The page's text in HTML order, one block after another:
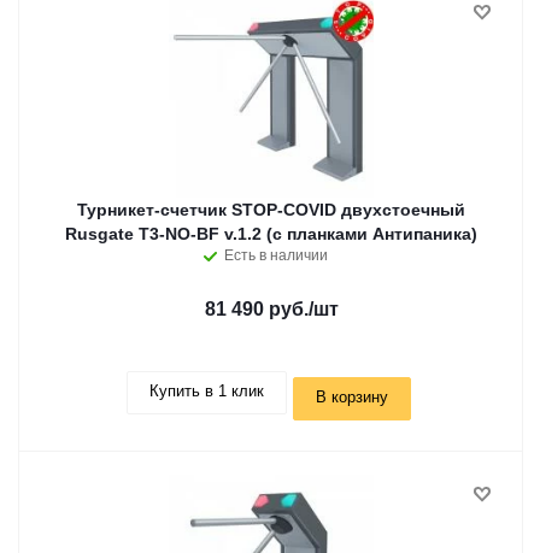
Турникет-счетчик STOP-COVID двухстоечный
Rusgate T3-NO-BF v.1.2 (с планками Антипаника)
Есть в наличии
81 490 руб./шт
Купить в 1 клик В корзину